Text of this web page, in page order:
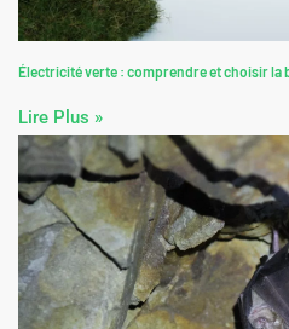
Électricité verte : comprendre et choisir la
Lire Plus »